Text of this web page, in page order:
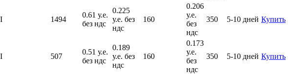
1494
0.61 у.е.
без ндс
0.225
у.е. без
ндс
160
0.206
у.е.
без
ндс
350 5-10 дней Купить
507
0.51 у.е.
без ндс
0.189
у.е. без
ндс
160
0.173
у.е.
без
ндс
350 5-10 дней Купить